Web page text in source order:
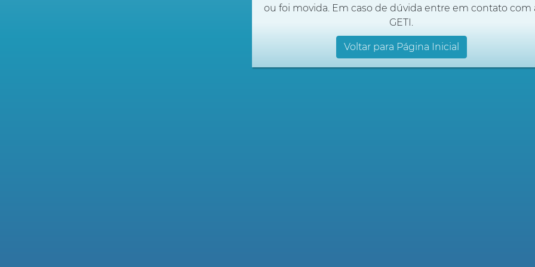
ou foi movida. Em caso de dúvida entre em contato com
GETI.
Voltar para Página Inicial